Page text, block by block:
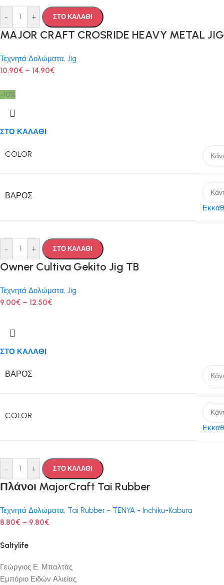
- + ΣΤΟ ΚΑΛΑΘΙ
MAJOR CRAFT CROSRIDE HEAVY METAL JIG
Τεχνητά Δολώματα, Jig
10.90€ – 14.90€
-10%
ΣΤΟ ΚΑΛΑΘΙ
COLOR
ΒΆΡΟΣ
- + ΣΤΟ ΚΑΛΑΘΙ
Owner Cultiva Gekito Jig TB
Τεχνητά Δολώματα, Jig
9.00€ – 12.50€
ΣΤΟ ΚΑΛΑΘΙ
ΒΆΡΟΣ
COLOR
- + ΣΤΟ ΚΑΛΑΘΙ
Πλάνοι MajorCraft Tai Rubber
Τεχνητά Δολώματα, Tai Rubber - TENYA - Inchiku-Kabura
8.80€ – 9.80€
Saltylife
Γεώργιος Ε. Μπαλτάς
Εμπόριο Ειδών Αλιείας